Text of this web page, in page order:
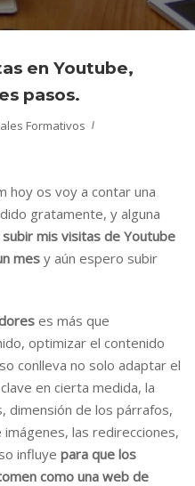
en Youtube,
pasos.
Formativos
hoy os voy a contar una
gratamente, y alguna
subir mis visitas de Youtube
mes y aún espero subir
es más que
optimizar el contenido
conlleva no solo adaptar el
en cierta medida, la
dimensión de los párrafos,
las redirecciones,
influye para que los
como una web de